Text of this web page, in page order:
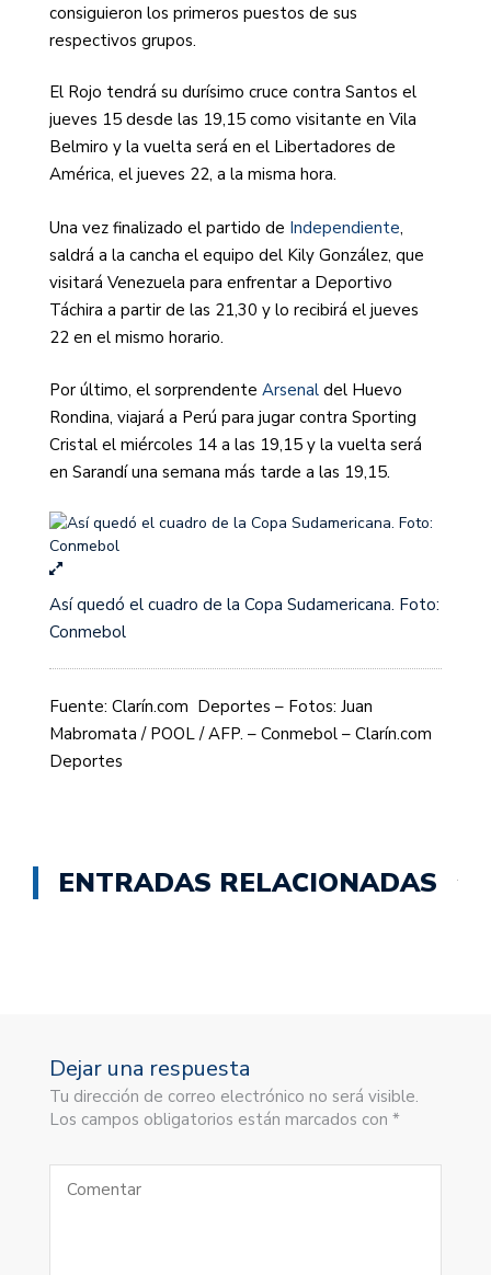
consiguieron los primeros puestos de sus
respectivos grupos.
El Rojo tendrá su durísimo cruce contra Santos el
jueves 15 desde las 19,15 como visitante en Vila
Belmiro y la vuelta será en el Libertadores de
América, el jueves 22, a la misma hora.
Una vez finalizado el partido de Independiente,
saldrá a la cancha el equipo del Kily González, que
visitará Venezuela para enfrentar a Deportivo
Táchira a partir de las 21,30 y lo recibirá el jueves
22 en el mismo horario.
Por último, el sorprendente Arsenal del Huevo
Rondina, viajará a Perú para jugar contra Sporting
Cristal el miércoles 14 a las 19,15 y la vuelta será
en Sarandí una semana más tarde a las 19,15.
Así quedó el cuadro de la Copa Sudamericana. Foto:
Conmebol
Fuente: Clarín.com Deportes – Fotos: Juan
Mabromata / POOL / AFP. – Conmebol – Clarín.com
Deportes
ENTRADAS RELACIONADAS
Dejar una respuesta
Tu dirección de correo electrónico no será visible.
Los campos obligatorios están marcados con *